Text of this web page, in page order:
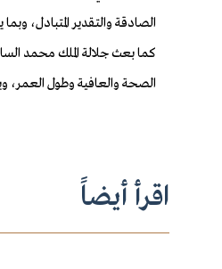
الصادقة والتقدير المتبادل،
كما بعث جلالة الملك محمد
الصحة والعافية وطول العمر،
اقرأ أيضاً